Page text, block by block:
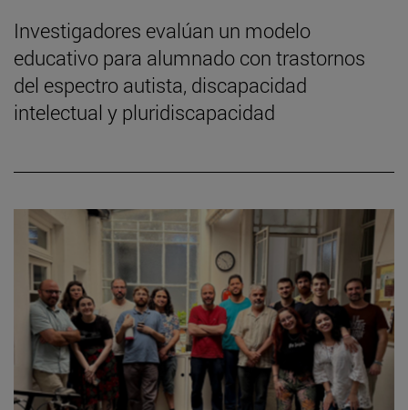
Investigadores evalúan un modelo
educativo para alumnado con trastornos
del espectro autista, discapacidad
intelectual y pluridiscapacidad